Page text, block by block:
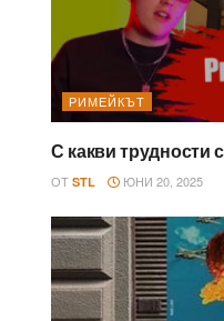
РИМЕЙКЪТ
С какви трудности
ОТ STL ЮНИ 20, 2025